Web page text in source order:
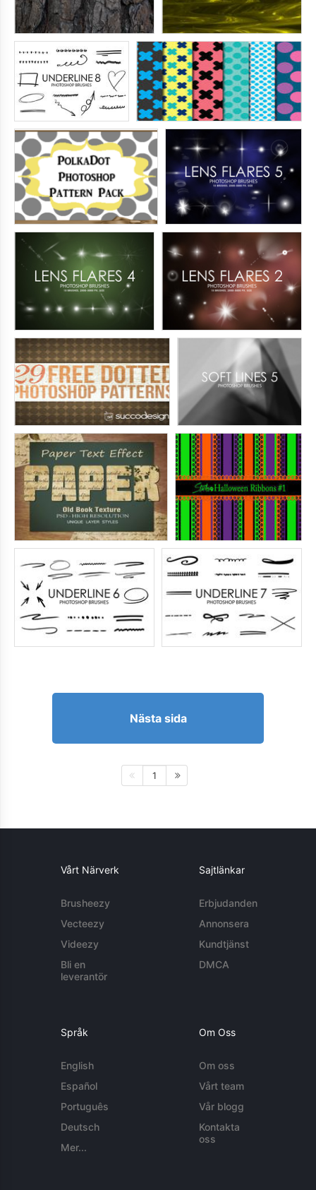
Nästa sida
1
Vårt Närverk
Brusheezy
Vecteezy
Videezy
Bli en
leverantör
Sajtlänkar
Erbjudanden
Annonsera
Kundtjänst
DMCA
Språk
English
Español
Português
Deutsch
Mer...
Om Oss
Om oss
Vårt team
Vår blogg
Kontakta
oss